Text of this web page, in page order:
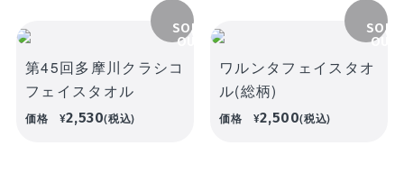
SOLD
OUT
第45回多摩川クラシコ
フェイスタオル
価格 ¥2,530(税込)
SOLD
OUT
ワルンタフェイスタオ
ル(総柄)
価格 ¥2,500(税込)